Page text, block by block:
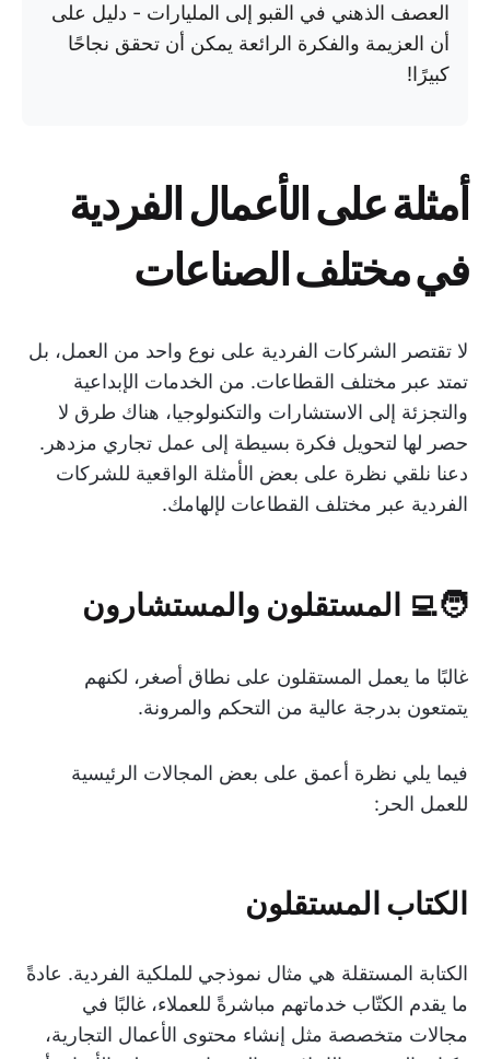
العصف الذهني في القبو إلى المليارات - دليل على
أن العزيمة والفكرة الرائعة يمكن أن تحقق نجاحًا
كبيرًا!
أمثلة على الأعمال الفردية
في مختلف الصناعات
لا تقتصر الشركات الفردية على نوع واحد من العمل، بل
تمتد عبر مختلف القطاعات. من الخدمات الإبداعية
والتجزئة إلى الاستشارات والتكنولوجيا، هناك طرق لا
حصر لها لتحويل فكرة بسيطة إلى عمل تجاري مزدهر.
دعنا نلقي نظرة على بعض الأمثلة الواقعية للشركات
الفردية عبر مختلف القطاعات لإلهامك.
🧑‍💻 المستقلون والمستشارون
غالبًا ما يعمل المستقلون على نطاق أصغر، لكنهم
يتمتعون بدرجة عالية من التحكم والمرونة.
فيما يلي نظرة أعمق على بعض المجالات الرئيسية
للعمل الحر:
الكتاب المستقلون
الكتابة المستقلة هي مثال نموذجي للملكية الفردية. عادةً
ما يقدم الكتّاب خدماتهم مباشرةً للعملاء، غالبًا في
مجالات متخصصة مثل إنشاء محتوى الأعمال التجارية،